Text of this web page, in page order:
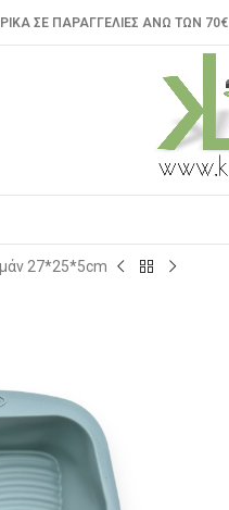
ΣΕ ΠΑΡΑΓΓΕΛΙΕΣ ΑΝΩ ΤΩΝ 70€
27*25*5cm